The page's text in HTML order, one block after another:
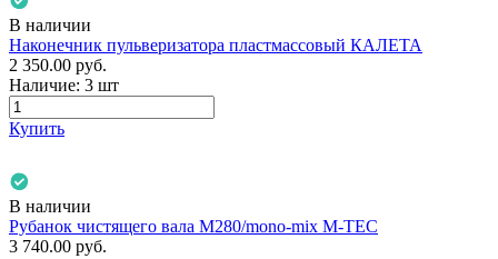
В наличии
Наконечник пульверизатора пластмассовый КАЛЕТА
2 350.00 руб.
Наличие: 3 шт
Купить
В наличии
Рубанок чистящего вала М280/mono-mix M-TEC
3 740.00 руб.